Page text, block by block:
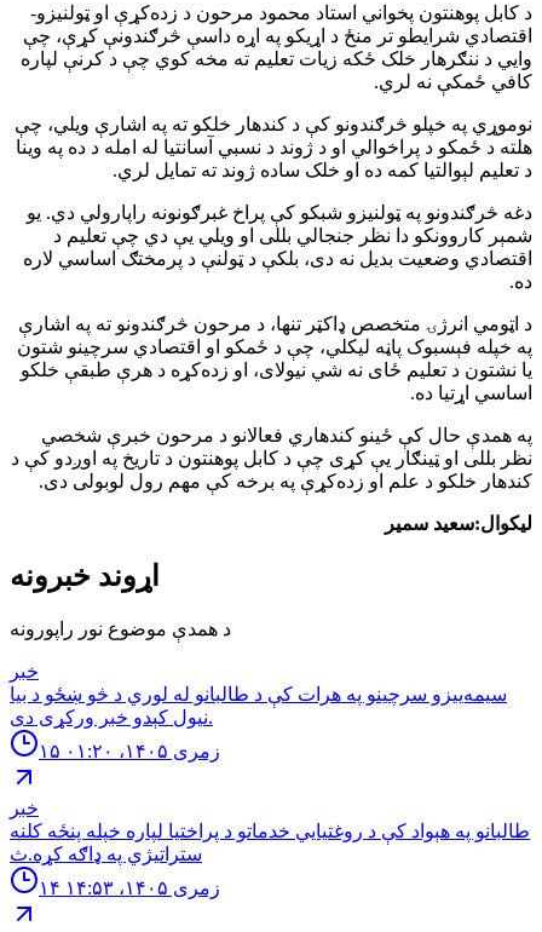
د کابل پوهنتون پخواني استاد محمود مرحون د زده‌کړې او ټولنيزو-
اقتصادي شرايطو تر منځ د اړيکو په اړه داسې څرګندونې کړې، چې
وايي د ننګرهار خلک ځکه زيات تعليم ته مخه کوي چې د کرنې لپاره
کافي ځمکې نه لري.
نوموړي په خپلو څرګندونو کې د کندهار خلکو ته په اشارې ويلي، چې
هلته د ځمکو د پراخوالي او د ژوند د نسبي آسانتيا له امله د ده په وينا
د تعليم لېوالتيا کمه ده او خلک ساده ژوند ته تمايل لري.
دغه څرګندونو په ټولنيزو شبکو کې پراخ غبرګونونه راپارولي دي. يو
شمېر کاروونکو دا نظر جنجالي بللی او ويلي يې دي چې تعليم د
اقتصادي وضعيت بديل نه دی، بلکې د ټولنې د پرمختګ اساسي لاره
ده.
د اټومي انرژۍ متخصص ډاکټر تنها، د مرحون څرګندونو ته په اشارې
په خپله فېسبوک پاڼه ليکلي، چې د ځمکو او اقتصادي سرچينو شتون
يا نشتون د تعليم ځای نه شي نيولای، او زده‌کړه د هرې طبقې خلکو
اساسي اړتيا ده.
په همدې حال کې ځينو کندهاري فعالانو د مرحون خبرې شخصي
نظر بللی او ټينګار يې کړی چې د کابل پوهنتون د تاريخ په اوږدو کې د
کندهار خلکو د علم او زده‌کړې په برخه کې مهم رول لوبولی دی.
لیکوال:سعید سمیر
اړوند خبرونه
د همدې موضوع نور راپورونه
خبر
سیمه‌ییزو سرچینو په هرات کې د طالبانو له لوري د څو ښځو د بیا
نیول کېدو خبر ورکړی دی.
۱۵ زمری ۱۴۰۵، ۰۱:۲۰
خبر
طالبانو په هېواد کې د روغتیايي خدماتو د پراختیا لپاره خپله پنځه کلنه
ستراتیژي په ډاګه کړه.ث
۱۴ زمری ۱۴۰۵، ۱۴:۵۳